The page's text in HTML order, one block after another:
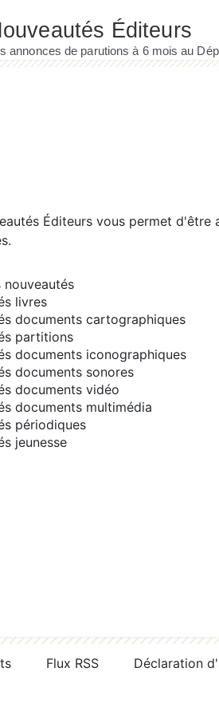
Éditeurs vous permet d'être
nouveautés
livres
documents cartographiques
partitions
documents iconographiques
documents sonores
documents vidéo
documents multimédia
périodiques
jeunesse
Flux RSS Déclaration